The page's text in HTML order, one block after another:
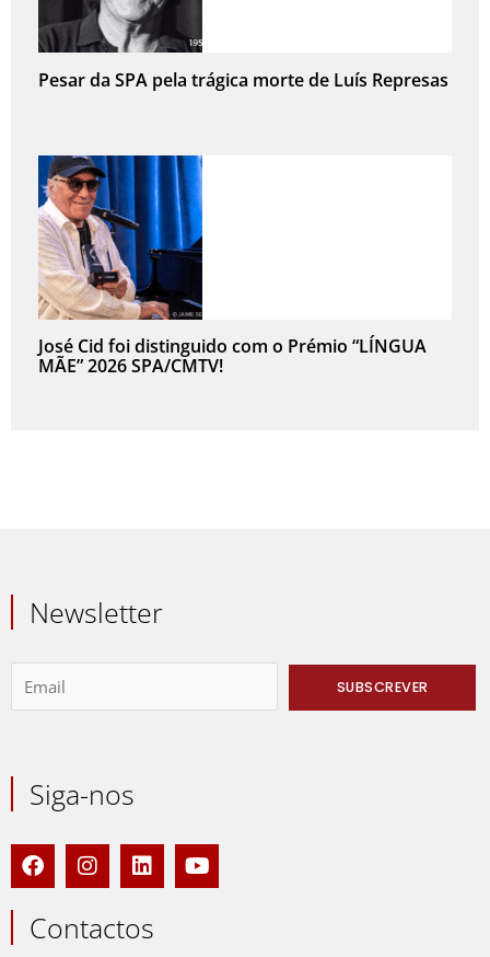
Pesar da SPA pela trágica morte de Luís Represas
José Cid foi distinguido com o Prémio “LÍNGUA
MÃE” 2026 SPA/CMTV!
Newsletter
Siga-nos
F
a
c
e
b
I
n
s
t
a
L
i
n
k
e
Y
o
u
Contactos